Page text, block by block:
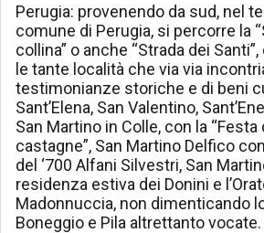
Perugia: provenendo da sud, nel
comune di Perugia, si percorre la
collina” o anche “Strada dei
le tante località che via via
testimonianze storiche e di beni
Sant’Elena, San Valentino,
San Martino in Colle, con la
castagne”, San Martino Delfico
del ‘700 Alfani Silvestri, San
residenza estiva dei Donini e
Madonnuccia, non dimenticando
Boneggio e Pila altrettanto vocate.